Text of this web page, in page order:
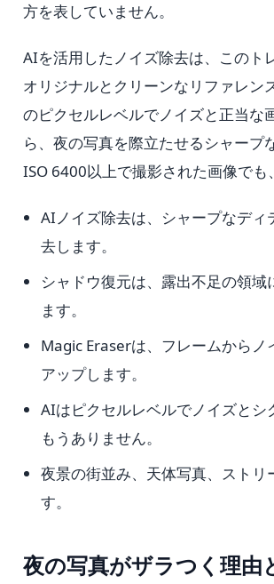
方を表していません。
AIを活用したノイズ除去は、このト
オリジナルとクリーンなリファレ
のピクセルレベルでノイズと正当な
ら、夜の写真を際立たせるシャープ
ISO 6400以上で撮影された画像でも
AIノイズ除去は、シャープなデ
去します。
シャドウ復元は、露出不足の領
ます。
Magic Eraserは、フレームから
アップします。
AIはピクセルレベルでノイズと
もうありません。
夜景の街並み、天体写真、スト
す。
夜の写真がザラつく理由